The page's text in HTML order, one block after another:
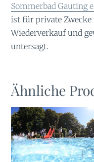
Sommerbad Gauting
ist für private
Wiederverkauf und
untersagt.
Ähnliche